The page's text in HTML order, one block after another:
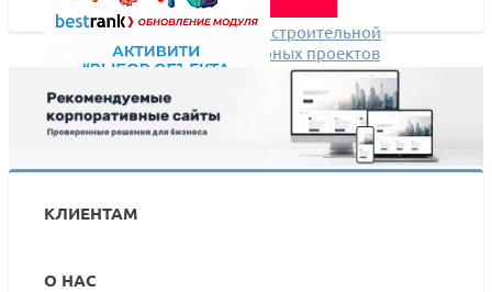
Как быстро добавить на сайт строительной
компании тысячи архитектурных проектов
Вышло обновление 1.0.16 модуля Bestrank:
Активити "Выбор объекта из списка"
КЛИЕНТАМ
О НАС